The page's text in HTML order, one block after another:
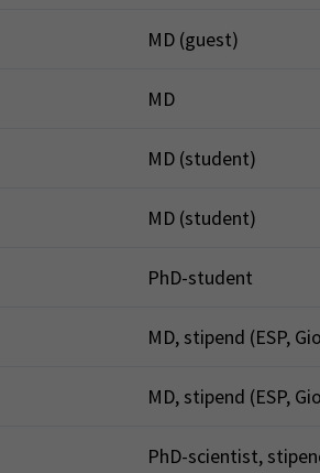
MD (guest)
MD
MD (student)
MD (student)
PhD-student
MD, stipend (ESP,
MD, stipend (ESP,
PhD-scientist,